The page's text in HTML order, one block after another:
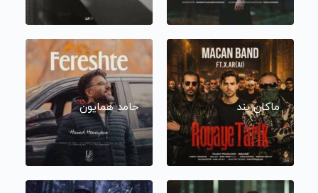
ماکان بند حامد همایون